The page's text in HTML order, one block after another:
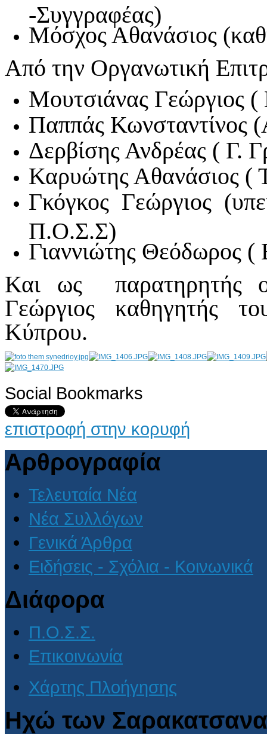
-Συγγραφέας)
Μόσχος Αθανάσιος
Από την Οργανωτική
Μουτσιάνας Γεώργιος
Παππάς Κωνσταντίνος
Δερβίσης Ανδρέας ( Γ.
Καρυώτης Αθανάσιος (
Γκόγκος Γεώργιος
Π.Ο.Σ.Σ)
Γιαννιώτης Θεόδωρος
Και ως παρατηρητής
Γεώργιος καθηγητής
Κύπρου.
AdmirorGallery 4.5.0, author/s Vasiljevski& Kekeljevic
Social Bookmarks
επιστροφή στην κορυφή
Αρθρογραφία
Τελευταία Νέα
Νέα Συλλόγων
Γενικά Άρθρα
Ειδήσεις - Σχόλια - Κοινωνικά
Διάφορα
Π.Ο.Σ.Σ.
Επικοινωνία
Χάρτης Πλοήγησης
Ηχώ των